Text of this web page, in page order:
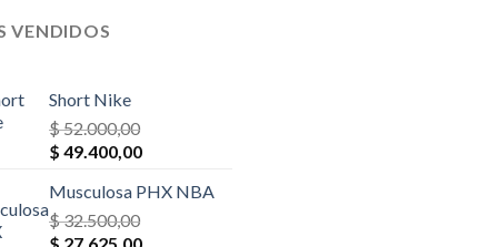
VENDIDOS
Short Nike
$52.000,00
El
original
era:
$ 49.400,00El
actual
Musculosa PHX NBA
$32.500,00
El
El